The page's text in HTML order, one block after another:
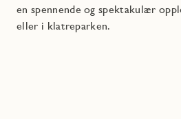
en spennende og spektakulær
eller i klatreparken.